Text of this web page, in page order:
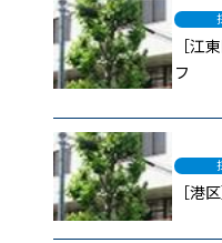
［江
フ
［港